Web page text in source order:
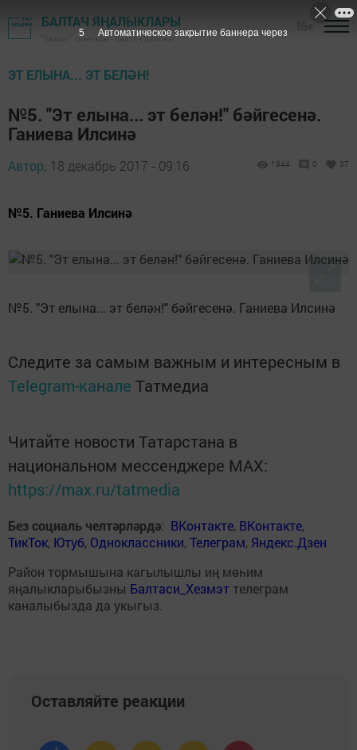
БАЛТАЧ ЯҢАЛЫКЛАРЫ
"Хезмәт" газетасы - Балтач районы
ЭТ ЕЛЫНА... ЭТ БЕЛӘН!
№5. "Эт елына... эт белән!" бәйгесенә.
Ганиева Илсинә
Автор, 18 декабрь 2017 - 09:16 1844 0 37
№5. Ганиева Илсинә
№5. "Эт елына... эт белән!" бәйгесенә. Ганиева Илсинә
Следите за самым важным и интересным в
Telegram-канале Татмедиа
Читайте новости Татарстана в
национальном мессенджере MАХ:
https://max.ru/tatmedia
Без социаль челтәрләрдә: ВКонтакте, ВКонтакте,
ТикТок, Ютуб, Одноклассники,Телеграм, Яндекс.Дзен
Район тормышына кагылышлы иң мөһим
яңалыкларыбызны Балтаси_Хезмэт телеграм
каналыбызда да укыгыз.
Оставляйте реакции
4 Автоматическое закрытие баннера через